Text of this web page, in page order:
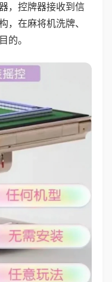
，控牌器接收到信
，在麻将机洗牌、
的。